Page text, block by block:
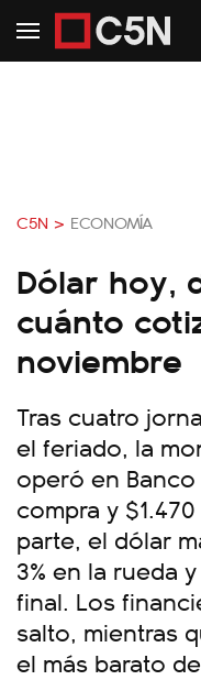
C5N > ECONOMÍA
Dólar hoy,
cuánto
noviembre
Tras cuatro
el feriado, la
operó en Banco
compra y
parte, el dólar
3% en la rueda
final. Los
salto, mientras
el más barato